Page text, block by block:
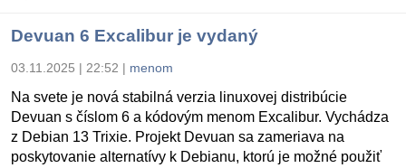
Devuan 6 Excalibur je vydaný
03.11.2025 | 22:52 | menom
Na svete je nová stabilná verzia linuxovej distribúcie
Devuan s číslom 6 a kódovým menom Excalibur. Vychádza
z Debian 13 Trixie. Projekt Devuan sa zameriava na
poskytovanie alternatívy k Debianu, ktorú je možné použiť